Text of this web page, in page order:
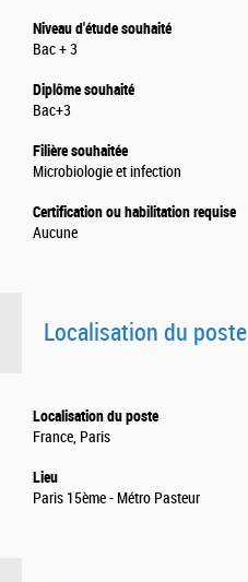
Niveau d'étude souhaité
Bac + 3
Diplôme souhaité
Bac+3
Filière souhaitée
Microbiologie et infection
Certification ou habilitation requise
Aucune
Localisation du poste
Localisation du poste
France, Paris
Lieu
Paris 15ème - Métro Pasteur